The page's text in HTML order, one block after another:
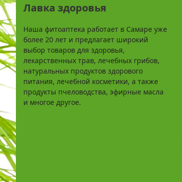
Лавка здоровья
Наша фитоаптека работает в Самаре уже
более 20 лет и предлагает широкий
выбор товаров для здоровья,
лекарственных трав, лечебных грибов,
натуральных продуктов здорового
питания, лечебной косметики, а также
продукты пчеловодства, эфирные масла
и многое другое.